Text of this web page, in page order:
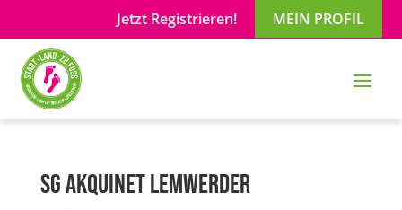
Jetzt Registrieren! MEIN PROFIL
SG akquinet Lemwerder